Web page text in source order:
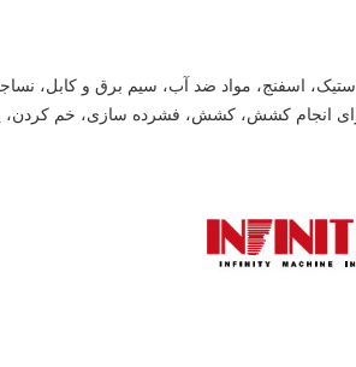
اسفنج، مواد ضد آب، سیم برق و کابل،
انجام کشش، کشش، فشرده سازی، خم کردن،